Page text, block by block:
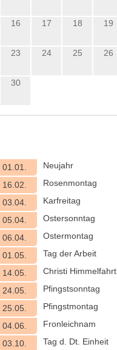
16 17 18 19
23 24 25 26
30
01.01.
Neujahr
16.02.
Rosenmontag
03.04.
Karfreitag
05.04.
Ostersonntag
06.04.
Ostermontag
01.05.
Tag der Arbeit
14.05.
Christi Himmelfahrt
24.05.
Pfingstsonntag
25.05.
Pfingstmontag
04.06.
Fronleichnam
03.10.
Tag d. Dt. Einheit